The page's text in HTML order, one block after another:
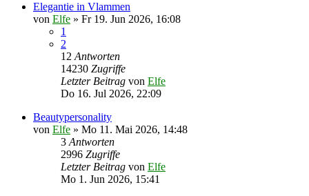
Elegantie in Vlammen
von Elfe » Fr 19. Jun 2026, 16:08
1
2
12 Antworten
14230 Zugriffe
Letzter Beitrag von Elfe
Do 16. Jul 2026, 22:09
Beautypersonality
von Elfe » Mo 11. Mai 2026, 14:48
3 Antworten
2996 Zugriffe
Letzter Beitrag von Elfe
Mo 1. Jun 2026, 15:41